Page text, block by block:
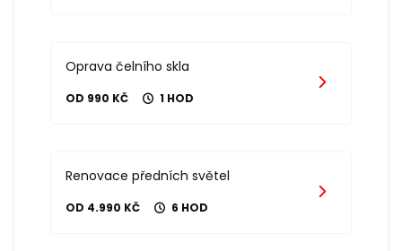
Oprava čelního skla
OD 990 KČ 1 HOD
Renovace předních světel
OD 4.990 KČ 6 HOD